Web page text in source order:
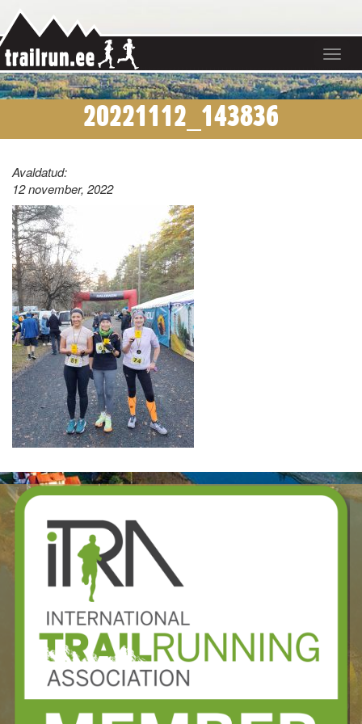
Toggle
20221112_143836
Avaldatud:
12 november, 2022